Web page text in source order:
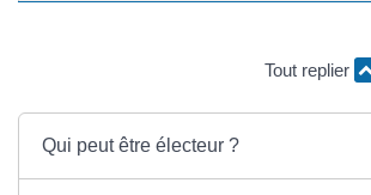
Tout replier
Qui peut être électeur ?